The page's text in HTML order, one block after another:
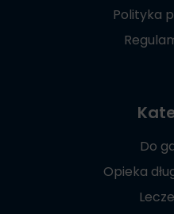
Polityka
Do
Opieka